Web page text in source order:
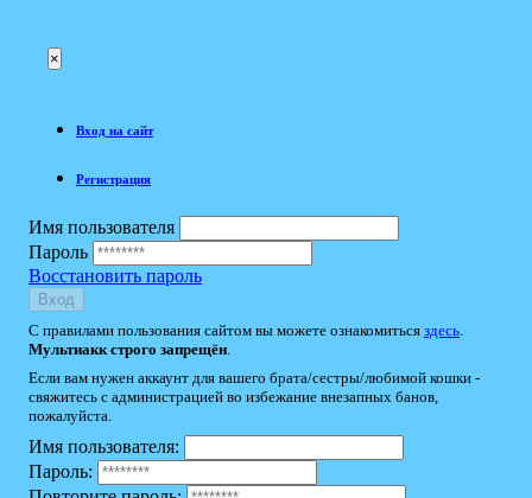
×
Вход на сайт
Регистрация
Имя пользователя
Пароль
Восстановить пароль
Вход
С правилами пользования сайтом вы можете ознакомиться здесь
Мультиакк строго запрещён
Если вам нужен аккаунт для вашего брата/сестры/любимой кошки -
свяжитесь с администрацией во избежание внезапных банов,
пожалуйста.
Имя пользователя:
Пароль: